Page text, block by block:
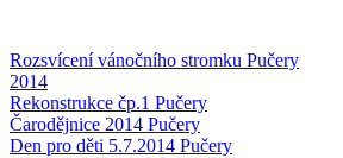
Rozsvícení vánočního stromku Pučery
2014
Rekonstrukce čp.1 Pučery
Čarodějnice 2014 Pučery
Den pro děti 5.7.2014 Pučery